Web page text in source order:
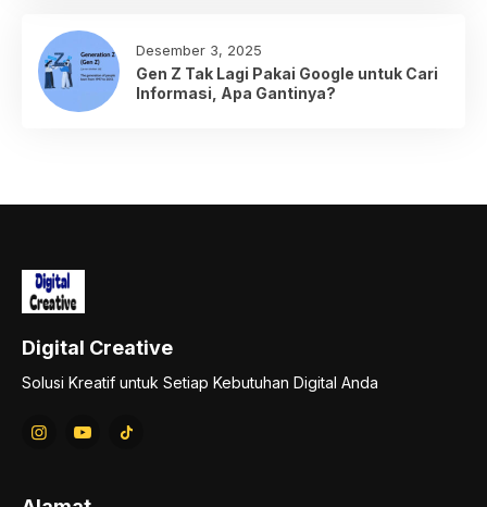
Desember 3, 2025
Gen Z Tak Lagi Pakai Google untuk Cari
Informasi, Apa Gantinya?
Digital Creative
Solusi Kreatif untuk Setiap Kebutuhan Digital Anda